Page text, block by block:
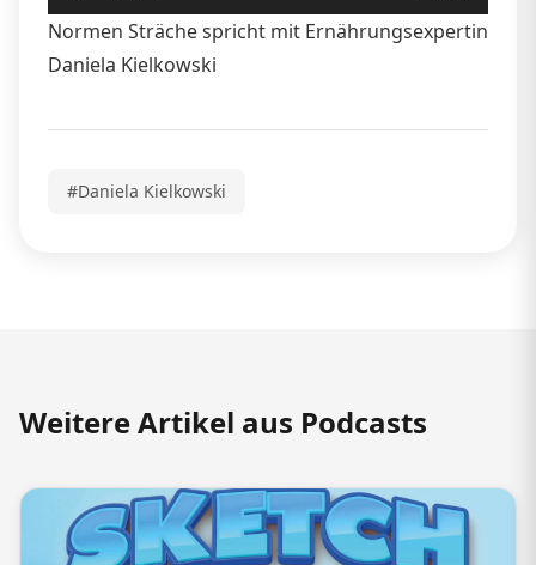
Player
Normen Sträche spricht mit Ernährungsexpertin
Daniela Kielkowski
#Daniela Kielkowski
Weitere Artikel aus Podcasts